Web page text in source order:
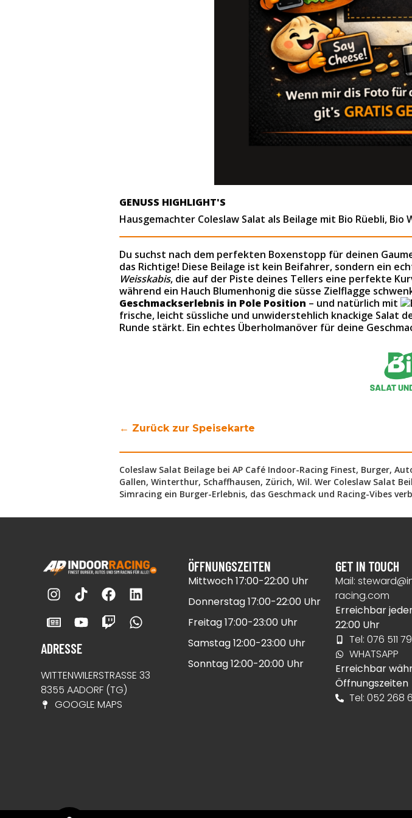
GENUSS HIGHLIGHT'S
Hausgemachter Coleslaw Salat als Beilage mit Bio Rüebli,
Du suchst nach dem perfekten Boxenstopp für deinen
das Richtige! Diese Beilage ist kein Beifahrer, sondern ein
Weisskabis, die auf der Piste deines Tellers eine perfekte
während ein Hauch Blumenhonig die süsse Zielflagge
Geschmackserlebnis in Pole Position – und natürlich mit
frische, leicht süssliche und unwiderstehlich knackige Salat
Runde stärkt. Ein echtes Überholmanöver für deine
← Zurück zur Speisekarte
Coleslaw Salat Beilage bei AP Café Indoor-Racing Finest, Burger,
Gallen, Winterthur, Schaffhausen, Zürich, Wil. Wer Coleslaw Salat
Simracing ein Burger-Erlebnis, das Geschmack und Racing-Vibes
ADRESSE
WITTENWILERSTRASSE 33​
8355 AADORF (TG)​
GOOGLE MAPS​
ÖFFNUNGSZEITEN
Mittwoch 17:00-22:00 Uhr​
Donnerstag 17:00-22:00 Uhr​
Freitag 17:00-23:00 Uhr​
Samstag 12:00-23:00 Uhr​
Sonntag 12:00-20:00 Uhr​
GET IN TOUCH
Mail:
racing.com
Erreichbar
22:00 Uhr
Tel: 076 511 79
WHATSAPP
Erreichbar
Öffnungszeiten
Tel: 052 268